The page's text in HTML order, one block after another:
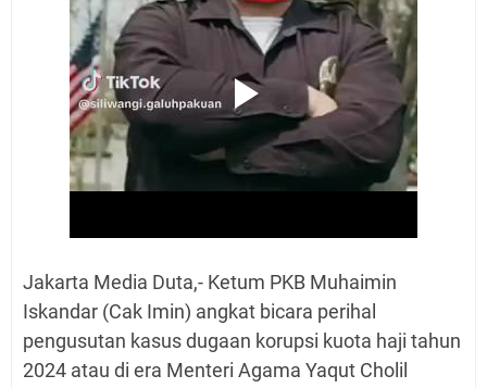
Jakarta Media Duta,- Ketum PKB Muhaimin
Iskandar (Cak Imin) angkat bicara perihal
pengusutan kasus dugaan korupsi kuota haji tahun
2024 atau di era Menteri Agama Yaqut Cholil